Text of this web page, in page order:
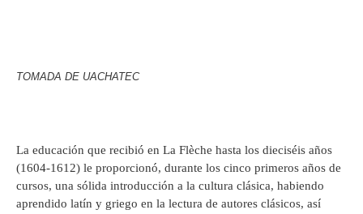
TOMADA DE UACHATEC
La educación que recibió en La Flèche hasta los dieciséis años
(1604-1612) le proporcionó, durante los cinco primeros años de
cursos, una sólida introducción a la cultura clásica, habiendo
aprendido latín y griego en la lectura de autores clásicos, así